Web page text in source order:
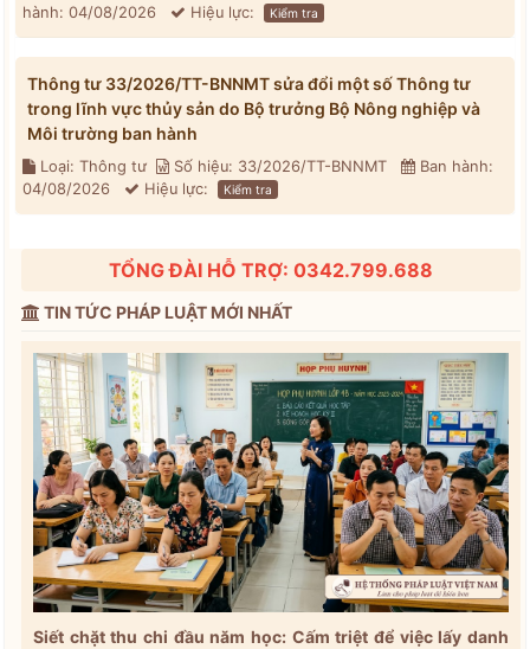
hành: 04/08/2026
Hiệu lực: Kiểm tra
Thông tư 33/2026/TT-BNNMT sửa đổi một số Thông tư
trong lĩnh vực thủy sản do Bộ trưởng Bộ Nông nghiệp và
Môi trường ban hành
Loại: Thông tư Số hiệu: 33/2026/TT-BNNMT
Ban hành:
04/08/2026
Hiệu lực: Kiểm tra
TỔNG ĐÀI HỖ TRỢ: 0342.799.688
TIN TỨC PHÁP LUẬT MỚI NHẤT
Siết chặt thu chi đầu năm học: Cấm triệt để việc lấy danh